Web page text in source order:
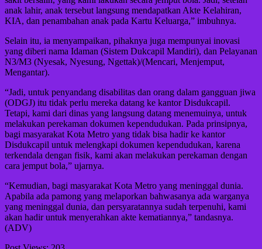
anak lahir, anak tersebut langsung mendapatkan Akte Kelahiran,
KIA, dan penambahan anak pada Kartu Keluarga,” imbuhnya.
Selain itu, ia menyampaikan, pihaknya juga mempunyai inovasi
yang diberi nama Idaman (Sistem Dukcapil Mandiri), dan Pelayanan
N3/M3 (Nyesak, Nyesung, Ngettak)/(Mencari, Menjemput,
Mengantar).
“Jadi, untuk penyandang disabilitas dan orang dalam gangguan jiwa
(ODGJ) itu tidak perlu mereka datang ke kantor Disdukcapil.
Tetapi, kami dari dinas yang langsung datang menemuinya, untuk
melakukan perekaman dokumen kependudukan. Pada prinsipnya,
bagi masyarakat Kota Metro yang tidak bisa hadir ke kantor
Disdukcapil untuk melengkapi dokumen kependudukan, karena
terkendala dengan fisik, kami akan melakukan perekaman dengan
cara jemput bola,” ujarnya.
“Kemudian, bagi masyarakat Kota Metro yang meninggal dunia.
Apabila ada pamong yang melaporkan bahwasanya ada warganya
yang meninggal dunia, dan persyaratannya sudah terpenuhi, kami
akan hadir untuk menyerahkan akte kematiannya,” tandasnya.
(ADV)